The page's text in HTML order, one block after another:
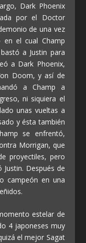
Dark Phoenix
por el Doctor
de una vez
el cual Champ
a Justin para
a Dark Phoenix,
Doom, y así de
a Champ a
ni siquiera el
unas vueltas a
y ésta también
se enfrentó,
Morrigan, que
proyectiles, pero
Después de
campeón en una
estelar de
4 japoneses muy
el mejor Sagat